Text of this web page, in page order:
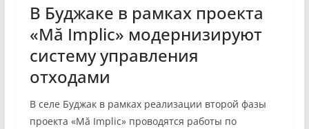
В Буджаке в рамках проекта
«Mă Implic» модернизируют
систему управления
отходами
В селе Буджак в рамках реализации второй фазы
проекта «Mă Implic» проводятся работы по